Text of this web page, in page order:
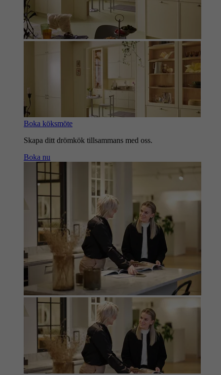
Boka köksmöte
Skapa ditt drömkök tillsammans med oss.
Boka nu